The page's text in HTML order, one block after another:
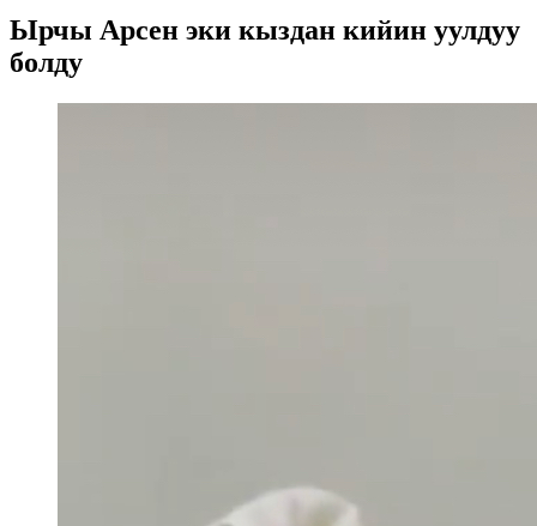
Ырчы Арсен эки кыздан кийин уулдуу
болду